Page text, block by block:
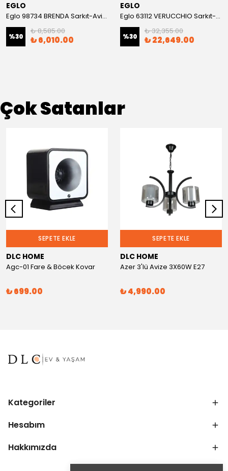
EGLO
Eglo 98734 BRENDA Sarkıt-Avize
%30
₺ 8,585.00
₺ 6,010.00
EGLO
Eglo 63112 VERUCCHIO Sarkıt-Avize
%30
₺ 32,355.00
₺ 22,649.00
Çok Satanlar
SEPETE EKLE
DLC HOME
Agc-01 Fare & Böcek Kovar
₺ 699.00
SEPETE EKLE
DLC HOME
Azer 3'lü Avize 3X60W E27
₺ 4,990.00
Kategoriler
Hesabım
Hakkımızda